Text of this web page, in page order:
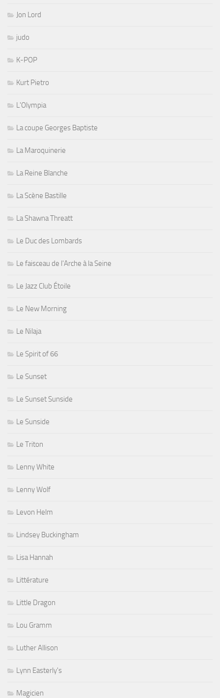
Jon Lord
judo
K-POP
Kurt Pietro
L'Olympia
La coupe Georges Baptiste
La Maroquinerie
La Reine Blanche
La Scène Bastille
La Shawna Threatt
Le Duc des Lombards
Le faisceau de l'Arche à la Seine
Le Jazz Club Étoile
Le New Morning
Le Nilaja
Le Spirit of 66
Le Sunset
Le Sunset Sunside
Le Sunside
Le Triton
Lenny White
Lenny Wolf
Levon Helm
Lindsey Buckingham
Lisa Hannah
Littérature
Little Dragon
Lou Gramm
Luther Allison
Lynn Easterly's
Magicien